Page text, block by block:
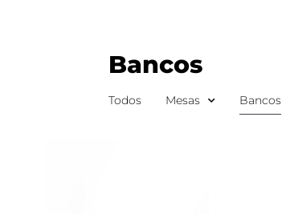
Bancos
Todos Mesas Bancos